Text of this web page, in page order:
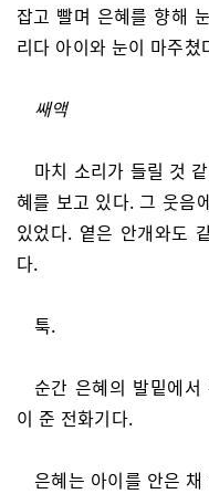
잡고 빨며 은혜를 향해
리다 아이와 눈이 마주쳤
쌔액
마치 소리가 들릴 것
혜를 보고 있다. 그 웃음
있었다. 옅은 안개와도
다.
툭.
순간 은혜의 발밑에
이 준 전화기다.
은혜는 아이를 안은